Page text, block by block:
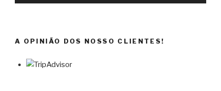
A OPINIÃO DOS NOSSO CLIENTES!